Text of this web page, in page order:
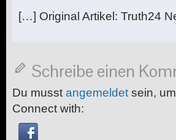
[…] Original Artikel: Truth24
Schreibe einen
Du musst angemeldet sein,
Connect with: